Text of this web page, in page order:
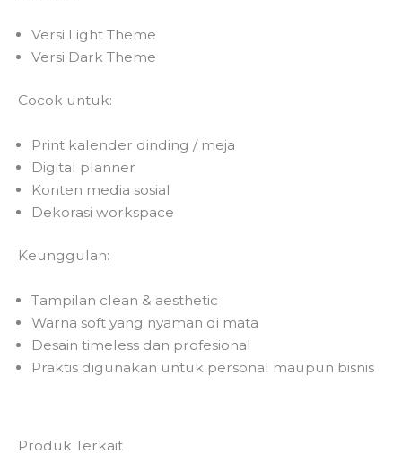
Versi Light Theme
Versi Dark Theme
Cocok untuk:
Print kalender dinding / meja
Digital planner
Konten media sosial
Dekorasi workspace
Keunggulan:
Tampilan clean & aesthetic
Warna soft yang nyaman di mata
Desain timeless dan profesional
Praktis digunakan untuk personal maupun bisnis
Produk Terkait